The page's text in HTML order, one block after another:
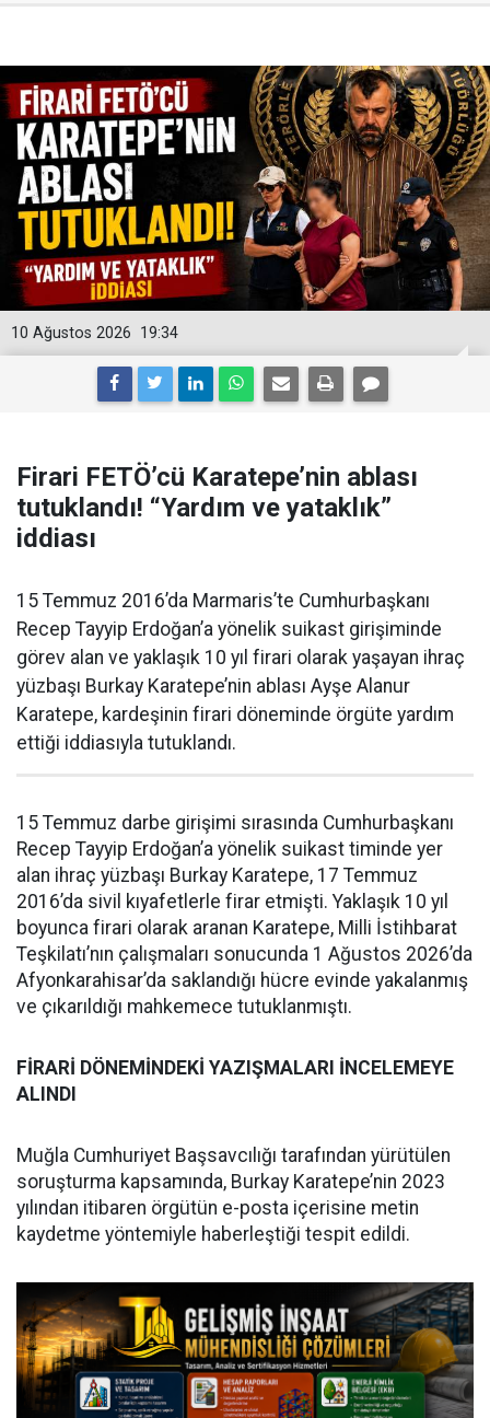
19:34
10 Ağustos 2026
Firari FETÖ’cü Karatepe’nin ablası
tutuklandı! “Yardım ve yataklık”
iddiası
15 Temmuz 2016’da Marmaris’te Cumhurbaşkanı
Recep Tayyip Erdoğan’a yönelik suikast girişiminde
görev alan ve yaklaşık 10 yıl firari olarak yaşayan ihraç
yüzbaşı Burkay Karatepe’nin ablası Ayşe Alanur
Karatepe, kardeşinin firari döneminde örgüte yardım
ettiği iddiasıyla tutuklandı.
15 Temmuz darbe girişimi sırasında Cumhurbaşkanı
Recep Tayyip Erdoğan’a yönelik suikast timinde yer
alan ihraç yüzbaşı Burkay Karatepe, 17 Temmuz
2016’da sivil kıyafetlerle firar etmişti. Yaklaşık 10 yıl
boyunca firari olarak aranan Karatepe, Milli İstihbarat
Teşkilatı’nın çalışmaları sonucunda 1 Ağustos 2026’da
Afyonkarahisar’da saklandığı hücre evinde yakalanmış
ve çıkarıldığı mahkemece tutuklanmıştı.
FİRARİ DÖNEMİNDEKİ YAZIŞMALARI İNCELEMEYE
ALINDI
Muğla Cumhuriyet Başsavcılığı tarafından yürütülen
soruşturma kapsamında, Burkay Karatepe’nin 2023
yılından itibaren örgütün e-posta içerisine metin
kaydetme yöntemiyle haberleştiği tespit edildi.